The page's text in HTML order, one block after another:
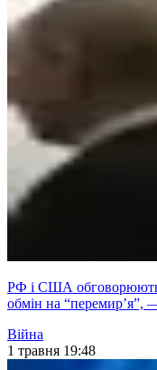
РФ і США обговорюють
обмін на “перемир’я”,
Війна
1 травня 19:48